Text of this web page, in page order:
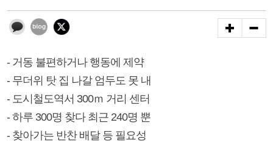
- 거동 불편하거나 행동에 제약
- 무더위 탓 집 나갈 엄두도 못 내
- 도시철도역서 300ｍ 거리 센터
- 하루 300명 찾다 최근 240명 뿐
- 찾아가는 반찬 배달 등 필요성